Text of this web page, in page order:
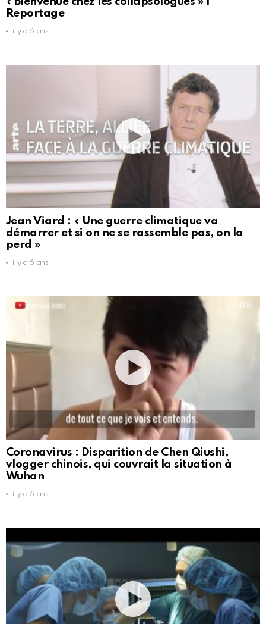
Reportage
il y a 6 ans
Jean Viard : « Une guerre climatique va
démarrer et si on ne se rassemble pas, on la
perd »
il y a 6 ans
Coronavirus : Disparition de Chen Qiushi,
vlogger chinois, qui couvrait la situation à
Wuhan
il y a 6 ans